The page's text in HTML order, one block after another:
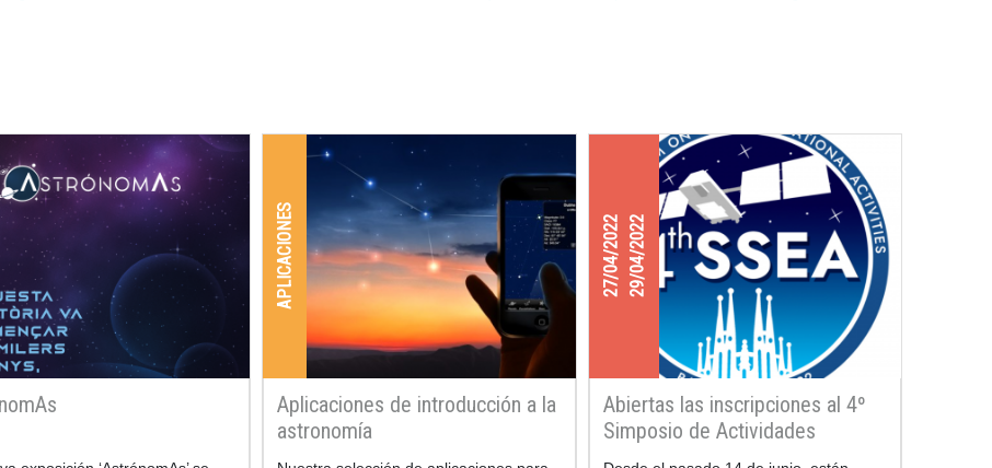
APLICACIONES
Aplicaciones de introducción a la
astronomía
27/04/202229/04/2022
Abiertas las inscripciones al 4º
Simposio de Actividades
Educativas del Espacio